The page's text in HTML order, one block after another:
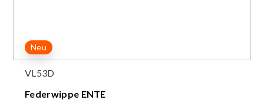
Neu
VL53D
Federwippe ENTE